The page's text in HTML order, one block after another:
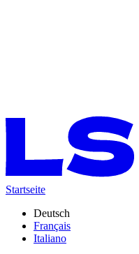
Startseite
Deutsch
Français
Italiano